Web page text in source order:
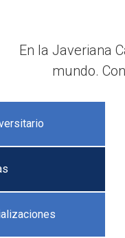
En la Javeriana
mundo.